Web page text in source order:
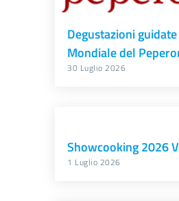
Degustazioni
Mondiale del
30 Luglio 2026
Showcooking 2026
1 Luglio 2026